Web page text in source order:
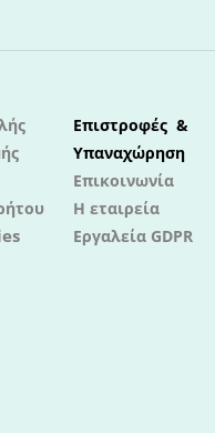
Επιστροφές &
Υπαναχώρηση
Επικοινωνία
Η εταιρεία
Εργαλεία GDPR